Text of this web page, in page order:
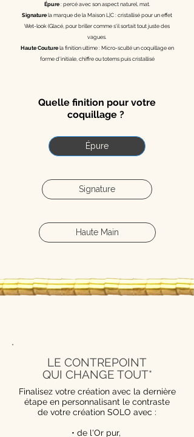
Épure: percé avec son aspect naturel, mat.
Signaturela marque de la Maison L|C : cristallisé pour un effet
Wet-look (Glacé, pour briller comme s'il sortait tout juste des
vagues.
Haute Couturela finition ultime : Micro-sculté un coquillage en
forme d'initiale, chiffre ou totems puis cristallisé
Quelle finition pour votre
coquillage ?
Épure
Signature
Haute Main
LE CONTREPOINT
QUI CHANGE TOUT*
Finalisez votre création avec la dernière
étape en personnalisant le contraste
de votre création SOLO avec :
• de l'Or pur,